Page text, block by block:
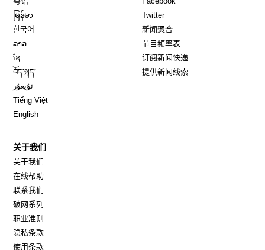
မြန်မာ
한국어
ລາວ
ខ្មែ
བོད་སྐད།
ئۇيغۇر
Tiếng Việt
English
TwitterOpens in new window
新闻聚合
节目频率表
订阅新闻快递
提供新闻线索
关于我们
关于我们
在线帮助
联系我们
破网系列
职业准则
隐私条款
使用条款